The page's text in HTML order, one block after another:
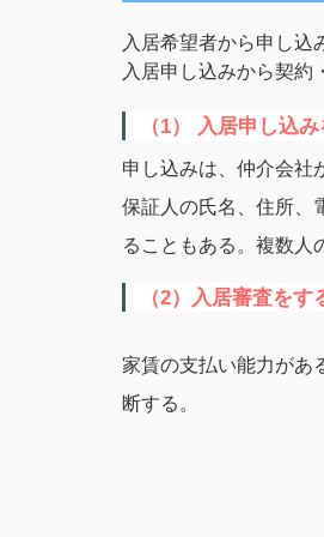
入居希望者から申し込
入居申し込みから契約
（1） 入居申し込
申し込みは、仲介会社
保証人の氏名、住所、
ることもある。複数人
（2）入居審査をす
家賃の支払い能力があ
断する。